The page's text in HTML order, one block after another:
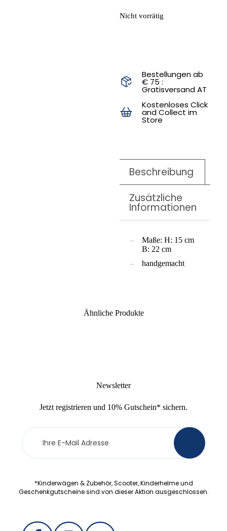
Nicht vorrätig
Bestellungen ab
€ 75 :
Gratisversand AT
Kostenloses Click
and Collect im
Store
Beschreibung
Zusätzliche
Informationen
Maße: H: 15 cm
B: 22 cm
handgemacht
Ähnliche Produkte
Newsletter
Jetzt registrieren und 10% Gutschein* sichern.
Newsletter
Anmeldung
*Kinderwägen & Zubehör, Scooter, Kinderhelme und
Geschenkgutscheine sind von dieser Aktion ausgeschlossen.